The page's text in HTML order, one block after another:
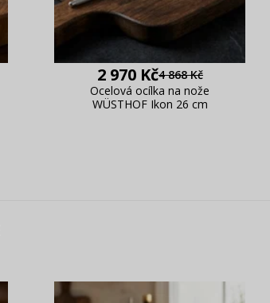
2 970 Kč4 868 Kč
Ocelová ocílka na nože
WÜSTHOF Ikon 26 cm